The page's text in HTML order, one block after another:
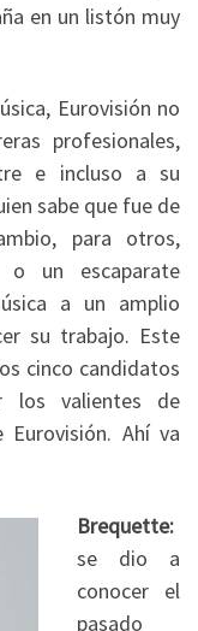
en un listón muy
Eurovisión no
profesionales,
e incluso a su
sabe que fue de
para otros,
o un escaparate
a un amplio
su trabajo. Este
cinco candidatos
los valientes de
Ahí va
Brequette:
se dio a
conocer el
pasado